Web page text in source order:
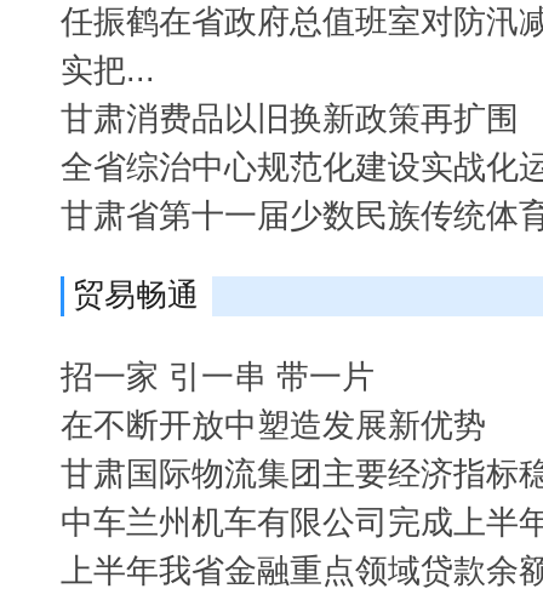
任振鹤在省政府总值班室对防汛
实把...
甘肃消费品以旧换新政策再扩围
全省综治中心规范化建设实战化
甘肃省第十一届少数民族传统体
贸易畅通
招一家 引一串 带一片
在不断开放中塑造发展新优势
甘肃国际物流集团主要经济指标
中车兰州机车有限公司完成上半
上半年我省金融重点领域贷款余